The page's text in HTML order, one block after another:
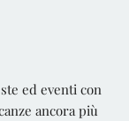
ed eventi con
ancora più